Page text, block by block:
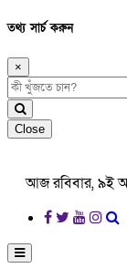
তথ্য সার্চ করুন
×
Close
আজ রবিবার, ৯ই